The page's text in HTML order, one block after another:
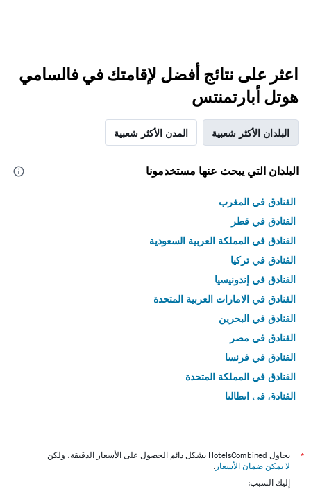
اعثر على نتائج أفضل لإقامتك في فالسامي
هوتل أبارتمنتس
البلدان الأكثر شعبية المدن الأكثر شعبية
البلدان التي يبحث عنها مستخدمونا
الفنادق في المغرب
الفنادق في قطر
الفنادق في المملكة العربية السعودية
الفنادق في تركيا
الفنادق في إندونيسيا
الفنادق في الامارات العربية المتحدة
الفنادق في البحرين
الفنادق في مصر
الفنادق في فرنسا
الفنادق في المملكة المتحدة
الفنادق في إيطاليا
*
يحاول HotelsCombined بشكل دائم الحصول على الأسعار الدقيقة، ولكن
لا يمكن ضمان الأسعار .
إليك السبب: